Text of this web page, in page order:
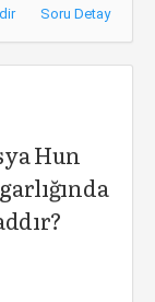
Soru Detay
Hun